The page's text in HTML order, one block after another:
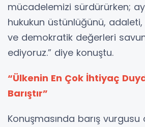
mücadelemizi sürdürürken;
hukukun üstünlüğünü, adaleti,
ve demokratik değerleri
ediyoruz.” diye konuştu.
“Ülkenin En Çok İhtiyaç
Barıştır”
Konuşmasında barış